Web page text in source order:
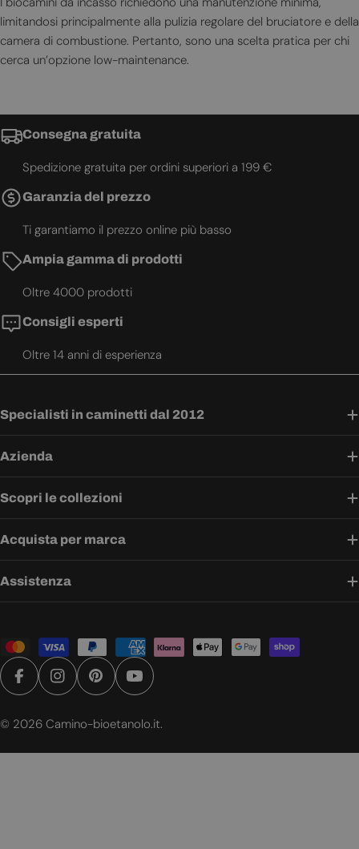
limitandosi principalmente alla pulizia regolare del bruciatore e della
camera di combustione. Pertanto, sono una scelta pratica per chi
cerca un’opzione low-maintenance.
Consegna gratuita
Spedizione gratuita per ordini superiori a 199 €
Garanzia del prezzo
Ti garantiamo il prezzo online più basso
Ampia gamma di prodotti
Oltre 4000 prodotti
Consigli esperti
Oltre 14 anni di esperienza
Specialisti in caminetti dal 2012
Azienda
Scopri le collezioni
Acquista per marca
Assistenza
Metodi
di
pagamento
FacebookInstagramPinterestYouTube
© 2026 Camino-bioetanolo.it.